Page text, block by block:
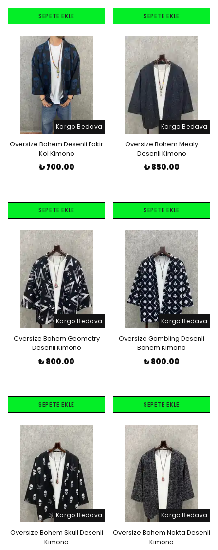
SEPETE EKLE SEPETE EKLE
Kargo Bedava
Oversize Bohem Desenli Fakir
Kol Kimono
₺ 700.00
SEPETE EKLE
Kargo Bedava
Oversize Bohem Mealy
Desenli Kimono
₺ 850.00
SEPETE EKLE
Kargo Bedava
Oversize Bohem Geometry
Desenli Kimono
₺ 800.00
SEPETE EKLE
Kargo Bedava
Oversize Gambling Desenli
Bohem Kimono
₺ 800.00
SEPETE EKLE
Kargo Bedava
Oversize Bohem Skull Desenli
Kimono
Kargo Bedava
Oversize Bohem Nokta Desenli
Kimono